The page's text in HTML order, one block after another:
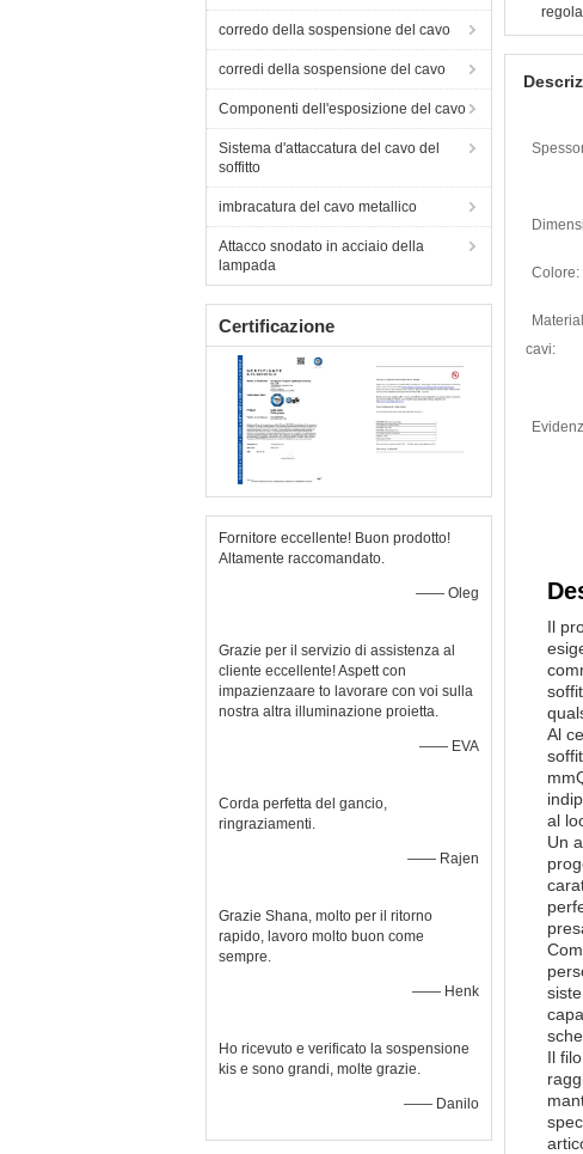
corredo della sospensione del cavo
corredi della sospensione del cavo
Componenti dell'esposizione del cavo
Sistema d'attaccatura del cavo del
soffitto
imbracatura del cavo metallico
Attacco snodato in acciaio della
lampada
Certificazione
Fornitore eccellente! Buon prodotto!
Altamente raccomandato.
—— Oleg
Grazie per il servizio di assistenza al
cliente eccellente! Aspett con
impazienzaare to lavorare con voi sulla
nostra altra illuminazione proietta.
—— EVA
Corda perfetta del gancio,
ringraziamenti.
—— Rajen
Grazie Shana, molto per il ritorno
rapido, lavoro molto buon come
sempre.
—— Henk
Ho ricevuto e verificato la sospensione
kis e sono grandi, molte grazie.
—— Danilo
Colore:
cavi:
Il
Al
al
Un
Il